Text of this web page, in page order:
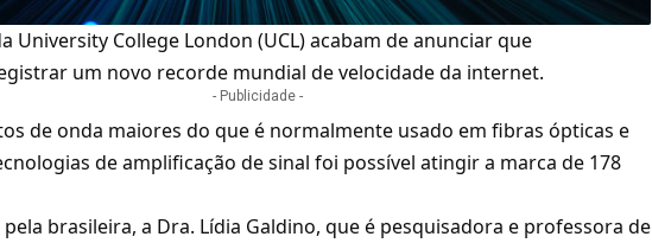
University College London (UCL) acabam de anunciar que
um novo recorde mundial de velocidade da internet.
- Publicidade -
de onda maiores do que é normalmente usado em fibras ópticas e
de amplificação de sinal foi possível atingir a marca de 178
brasileira, a Dra. Lídia Galdino, que é pesquisadora e professora de